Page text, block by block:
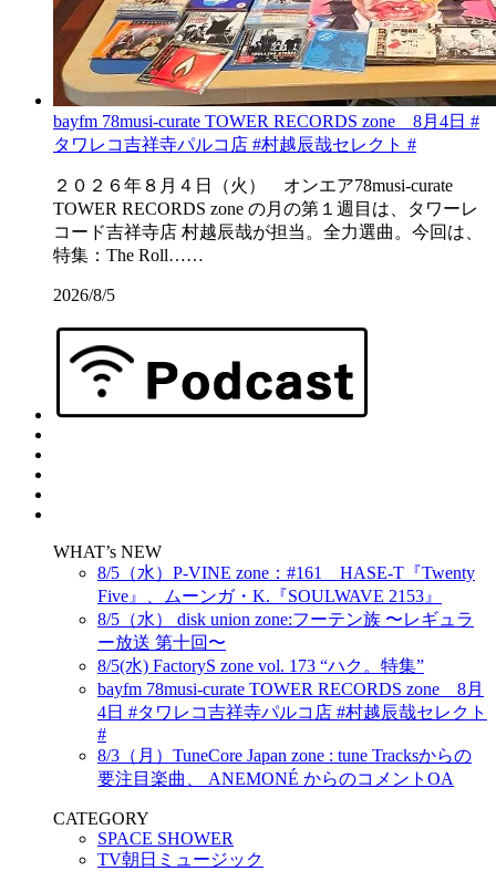
bayfm 78musi-curate TOWER RECORDS zone 8月4日 #
タワレコ吉祥寺パルコ店 #村越辰哉セレクト #
２０２６年８月４日（火） オンエア78musi-curate
TOWER RECORDS zone の月の第１週目は、タワーレ
コード吉祥寺店 村越辰哉が担当。全力選曲。今回は、
特集：The Roll……
2026/8/5
WHAT’s NEW
8/5（水）P-VINE zone：#161 HASE-T『Twenty
Five』、ムーンガ・K.『SOULWAVE 2153』
8/5（水） disk union zone:フーテン族 〜レギュラ
ー放送 第十回〜
8/5(水) FactoryS zone vol. 173 “ハク。特集”
bayfm 78musi-curate TOWER RECORDS zone 8月
4日 #タワレコ吉祥寺パルコ店 #村越辰哉セレクト
#
8/3（月）TuneCore Japan zone : tune Tracksからの
要注目楽曲、 ANEMONÉ からのコメントOA
CATEGORY
SPACE SHOWER
TV朝日ミュージック